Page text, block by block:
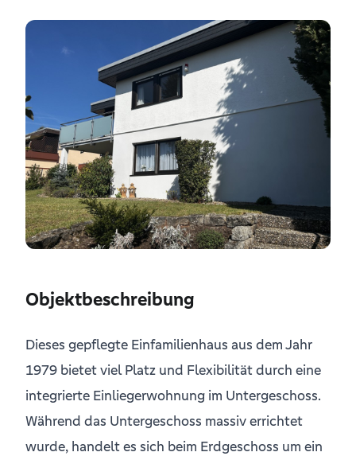
Objektbeschreibung
Dieses gepflegte Einfamilienhaus aus dem Jahr
1979 bietet viel Platz und Flexibilität durch eine
integrierte Einliegerwohnung im Untergeschoss.
Während das Untergeschoss massiv errichtet
wurde, handelt es sich beim Erdgeschoss um ein